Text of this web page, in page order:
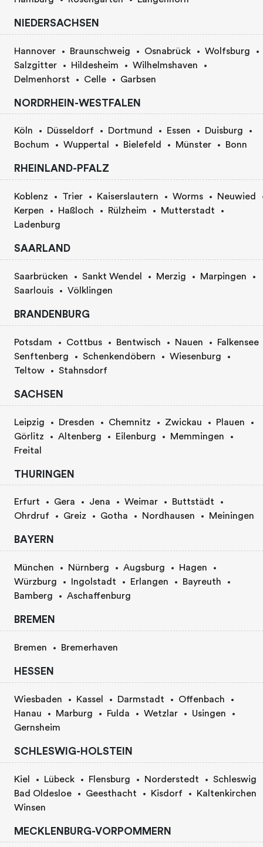
NIEDERSACHSEN
Hannover Braunschweig Osnabrück
Wolfsburg
Salzgitter
Hildesheim
Wilhelmshaven
Delmenhorst
Celle Garbsen
NORDRHEIN-WESTFALEN
Köln Düsseldorf Dortmund Essen
Duisburg
Bochum
Wuppertal Bielefeld Münster Bonn
RHEINLAND-PFALZ
Koblenz Trier Kaiserslautern Worms
Neuwied
Kerpen
Haßloch Rülzheim
Mutterstadt
Ladenburg
SAARLAND
Saarbrücken Sankt Wendel Merzig
Marpingen
Saarlouis
Völklingen
BRANDENBURG
Potsdam Cottbus Bentwisch Nauen
Falkensee
Senftenberg
Schenkendöbern
Wiesenburg
Teltow
Stahnsdorf
SACHSEN
Leipzig Dresden Chemnitz Zwickau
Plauen
Görlitz
Altenberg Eilenburg
Memmingen
Freital
THURINGEN
Erfurt Gera Jena Weimar
Buttstädt
Ohrdruf
Greiz Gotha Nordhausen Meiningen
BAYERN
München Nürnberg Augsburg
Hagen
Würzburg
Ingolstadt Erlangen
Bayreuth
Bamberg
Aschaffenburg
BREMEN
Bremen Bremerhaven
HESSEN
Wiesbaden Kassel Darmstadt
Offenbach
Hanau
Marburg Fulda Wetzlar
Usingen
Gernsheim
SCHLESWIG-HOLSTEIN
Kiel Lübeck Flensburg Norderstedt
Schleswig
Bad Oldesloe
Geesthacht Kisdorf
Kaltenkirchen
Winsen
MECKLENBURG-VORPOMMERN